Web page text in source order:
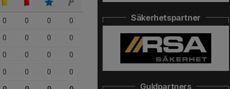
0 0 0
0
0 0 0
0
0 0 0
0
0 0 0
0
Säkerhetspartner
Guldpartners